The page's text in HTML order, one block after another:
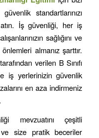
standartlarınızı
İş güvenliği, her iş
sağlığını ve
almanız şarttır.
verilen B Sınıfı
iş yerlerinizin güvenlik
en aza indirmeniz
mevzuatını çeşitli
ve size pratik beceriler